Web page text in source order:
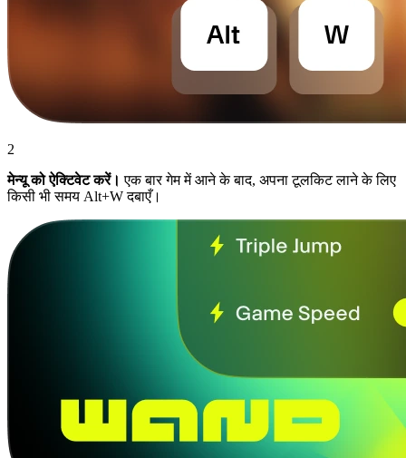
2
मेन्यू को ऐक्टिवेट करें। एक बार गेम में आने के बाद, अपना टूलकिट लाने के लिए
किसी भी समय Alt+W दबाएँ।